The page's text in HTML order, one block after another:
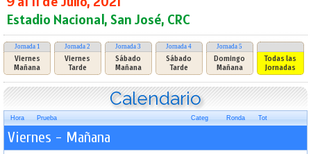
Estadio Nacional, San José, CRC
Jornada 1
Viernes
Mañana
Jornada 2
Viernes
Tarde
Jornada 3
Sábado
Mañana
Jornada 4
Sábado
Tarde
Jornada 5
Domingo
Mañana
Todas las
Jornadas
Calendario
Hora Prueba Categ Ronda Tot
Viernes - Mañana